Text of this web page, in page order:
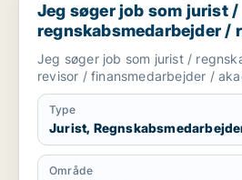
Jeg søger job som jurist /
regnskabsmedarbejder /
finansmedarbejder /
medarbejder
Jeg søger job som jurist /
revisor / finansmedarbejder /
Type
Jurist,
Område